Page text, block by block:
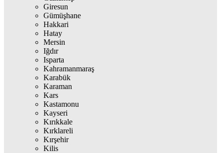
Giresun
Gümüşhane
Hakkari
Hatay
Mersin
Iğdır
Isparta
Kahramanmaraş
Karabük
Karaman
Kars
Kastamonu
Kayseri
Kırıkkale
Kırklareli
Kırşehir
Kilis